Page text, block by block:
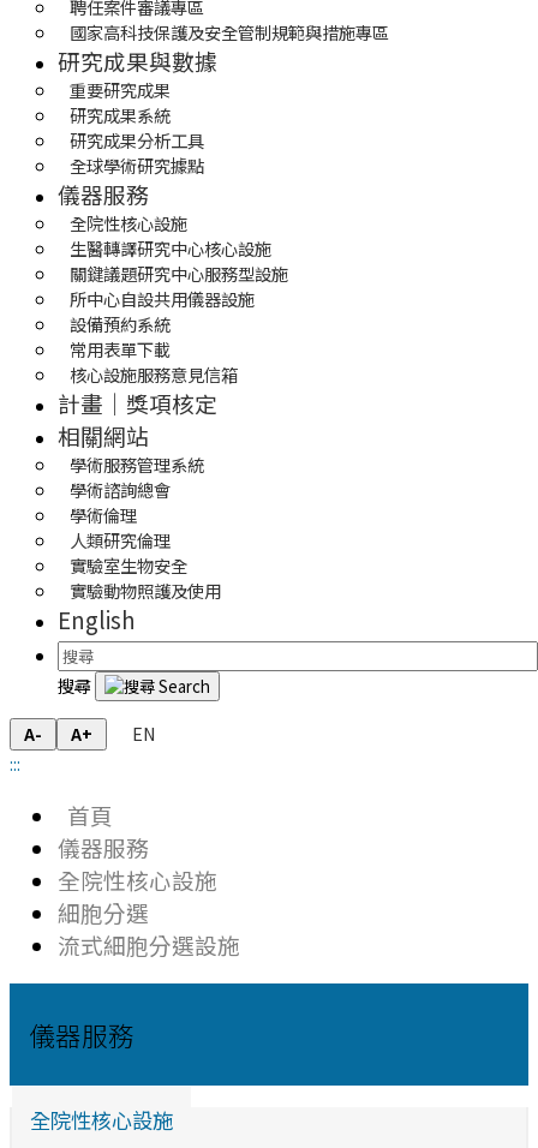
聘任案件審議專區
國家高科技保護及安全管制規範與措施專區
研究成果與數據
重要研究成果
研究成果系統
研究成果分析工具
全球學術研究據點
儀器服務
全院性核心設施
生醫轉譯研究中心核心設施
關鍵議題研究中心服務型設施
所中心自設共用儀器設施
設備預約系統
常用表單下載
核心設施服務意見信箱
計畫｜獎項核定
相關網站
學術服務管理系統
學術諮詢總會
學術倫理
人類研究倫理
實驗室生物安全
實驗動物照護及使用
English
搜尋
A- A+
EN
:::
首頁
儀器服務
全院性核心設施
細胞分選
流式細胞分選設施
儀器服務
全院性核心設施